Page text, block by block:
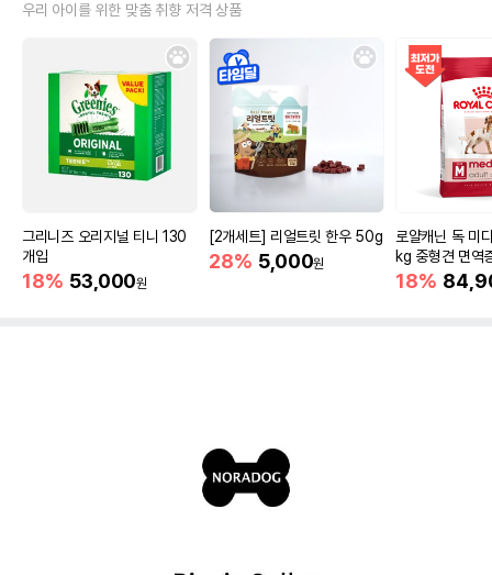
우리 아이를 위한 맞춤 취향 저격 상품
그리니즈 오리지널 티니 130
개입
18% 53,000원
[2개세트] 리얼트릿 한우 50g
28% 5,000원
로얄캐닌 독 미
kg 중형견 면역
18%